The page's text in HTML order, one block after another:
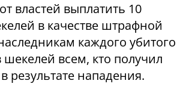
властей выплатить 10
в качестве штрафной
каждого убитого
всем, кто получил
результате нападения.